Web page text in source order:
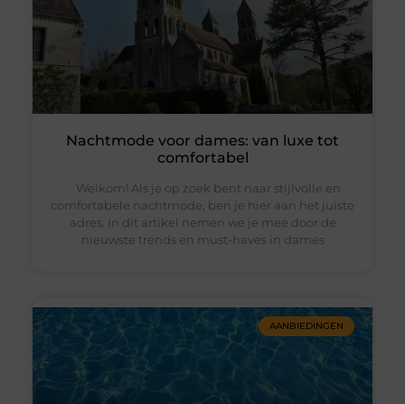
Nachtmode voor dames: van luxe tot
comfortabel
Welkom! Als je op zoek bent naar stijlvolle en
comfortabele nachtmode, ben je hier aan het juiste
adres. In dit artikel nemen we je mee door de
nieuwste trends en must-haves in dames
AANBIEDINGEN